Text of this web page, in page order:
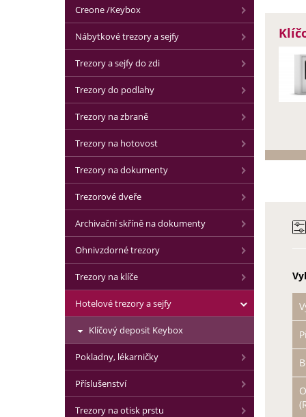
Creone /Keybox
Nábytkové trezory a sejfy
Trezory a sejfy do zdi
Trezory do podlahy
Trezory na zbraně
Trezory na hotovost
Trezory na dokumenty
Trezorové dveře
Archivační skříně na dokumenty
Ohnivzdorné trezory
Trezory na klíče
Hotelové trezory a sejfy
Klíčový deposit Keybox
Pokladny, lékarničky
Příslušenství
Trezory na otisk prstu